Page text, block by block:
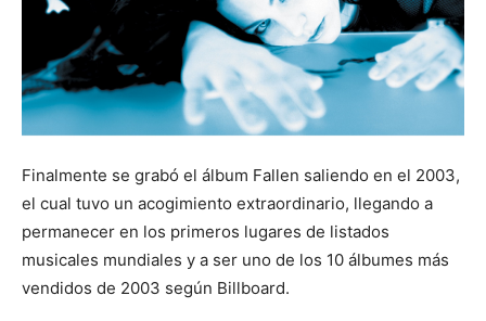
Finalmente se grabó el álbum Fallen saliendo en el 2003,
el cual tuvo un acogimiento extraordinario, llegando a
permanecer en los primeros lugares de listados
musicales mundiales y a ser uno de los 10 álbumes más
vendidos de 2003 según Billboard.